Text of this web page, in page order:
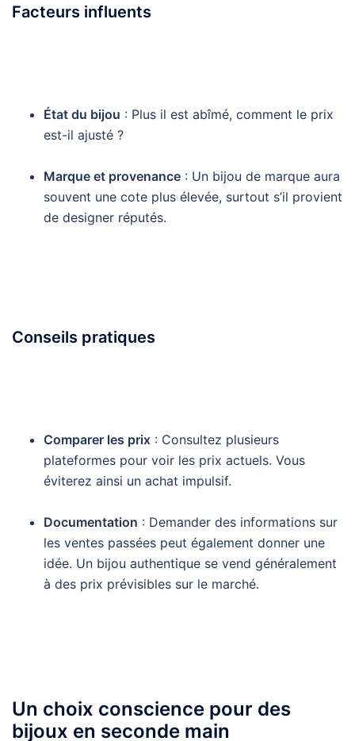
Facteurs influents
État du bijou : Plus il est abîmé, comment le prix
est-il ajusté ?
Marque et provenance : Un bijou de marque aura
souvent une cote plus élevée, surtout s’il provient
de designer réputés.
Conseils pratiques
Comparer les prix : Consultez plusieurs
plateformes pour voir les prix actuels. Vous
éviterez ainsi un achat impulsif.
Documentation : Demander des informations sur
les ventes passées peut également donner une
idée. Un bijou authentique se vend généralement
à des prix prévisibles sur le marché.
Un choix conscience pour des
bijoux en seconde main